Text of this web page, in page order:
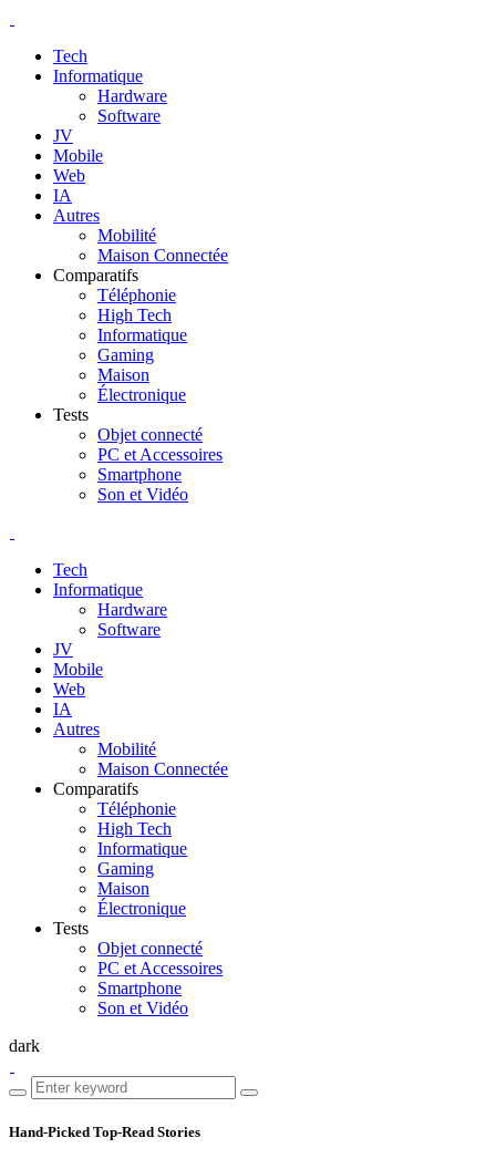
Tech
Informatique
Hardware
Software
JV
Mobile
Web
IA
Autres
Mobilité
Maison Connectée
Comparatifs
Téléphonie
High Tech
Informatique
Gaming
Maison
Électronique
Tests
Objet connecté
PC et Accessoires
Smartphone
Son et Vidéo
Tech
Informatique
Hardware
Software
JV
Mobile
Web
IA
Autres
Mobilité
Maison Connectée
Comparatifs
Téléphonie
High Tech
Informatique
Gaming
Maison
Électronique
Tests
Objet connecté
PC et Accessoires
Smartphone
Son et Vidéo
dark
Hand-Picked Top-Read Stories